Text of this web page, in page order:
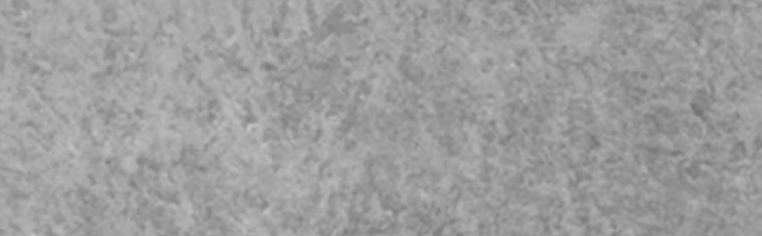
PayPayドーム
総合展示場​​新館
ソレイユホール
道海浜公園 野外劇場
福岡サンパレス
​嘉穂劇場​
iichiko総合文化ホール